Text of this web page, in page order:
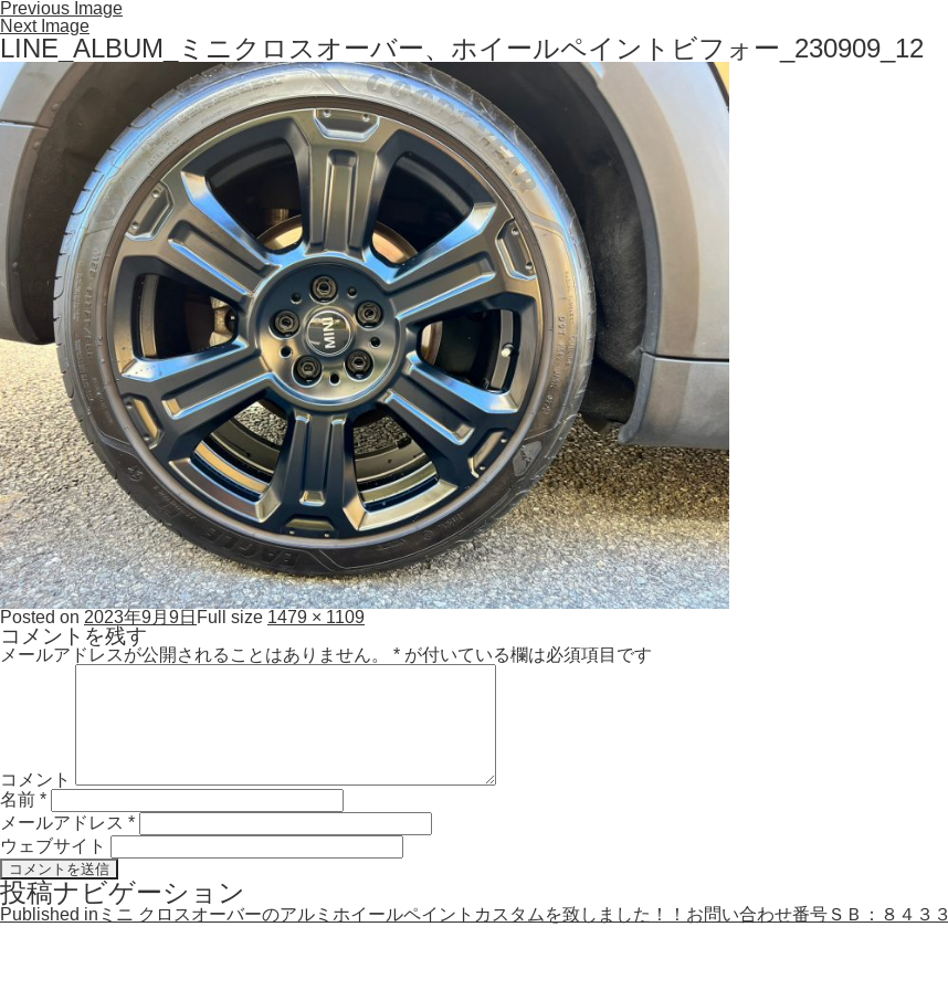
Previous Image
Next Image
LINE_ALBUM_ミニクロスオーバー、ホイールペイントビフォー_230909_12
Posted on 2023年9月9日 Full size 1479 × 1109
コメントを残す
メールアドレスが公開されることはありません。 * が付いている欄は必須項目です
コメント
名前 *
メールアドレス *
ウェブサイト
投稿ナビゲーション
Published in ミニ クロスオーバーのアルミホイールペイントカスタムを致しました！！お問い合わせ番号ＳＢ：８４３３